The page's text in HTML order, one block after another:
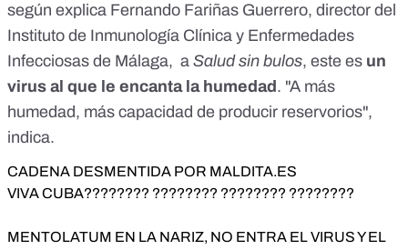
según explica Fernando Fariñas Guerrero, director del
Instituto de Inmunología Clínica y Enfermedades
Infecciosas de Málaga, a Salud sin bulos, este es un
virus al que le encanta la humedad . "A más
humedad, más capacidad de producir reservorios",
indica.
CADENA DESMENTIDA POR MALDITA.ES
VIVA CUBA???????? ???????? ???????? ????????
MENTOLATUM EN LA NARIZ, NO ENTRA EL VIRUS Y EL